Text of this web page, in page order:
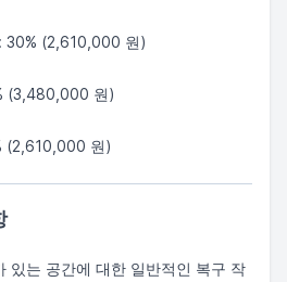
30% (2,610,000 원)
(3,480,000 원)
(2,610,000 원)
있는 공간에 대한 일반적인 복구 작